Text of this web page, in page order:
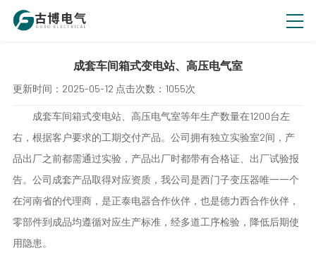
成套车间箱式变电站、高压电气室
更新时间： 2025-05-12 点击次数： 1055次
成套车间箱式变电站、高压电气室等年生产数量在1200台左
右，根据客户要求的工期交付产品。公司拥有独立实验室2间，产
品出厂之前都需通过实验，产品出厂时都带有合格证、出厂试验报
告。公司成套产品取得对应资质，我公司是西门子变压器唯一一个
在河南省的代理商，是正泰电器合作伙伴，也是德力西合作伙伴，
零部件到成品均遵循对应生产标准，经多道工序检验，降低后期使
用隐患。